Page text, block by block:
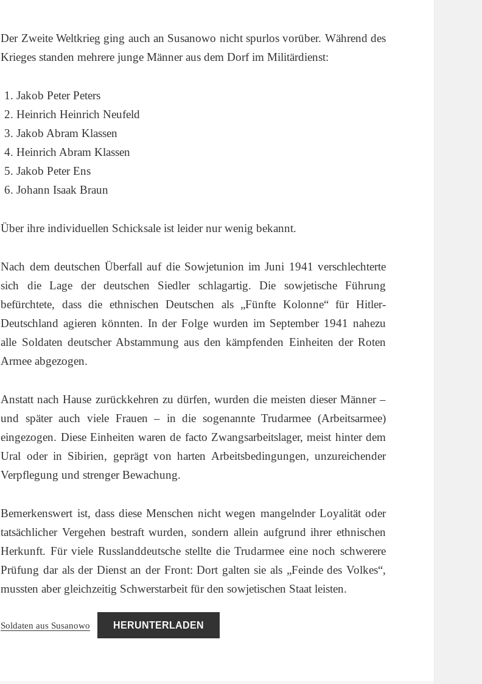
Der Zweite Weltkrieg ging auch an Susanowo nicht spurlos vorüber. Während des
Krieges standen mehrere junge Männer aus dem Dorf im Militärdienst:
Jakob Peter Peters
Heinrich Heinrich Neufeld
Jakob Abram Klassen
Heinrich Abram Klassen
Jakob Peter Ens
Johann Isaak Braun
Über ihre individuellen Schicksale ist leider nur wenig bekannt.
Nach dem deutschen Überfall auf die Sowjetunion im Juni 1941 verschlechterte
sich die Lage der deutschen Siedler schlagartig. Die sowjetische Führung
befürchtete, dass die ethnischen Deutschen als „Fünfte Kolonne“ für Hitler-
Deutschland agieren könnten. In der Folge wurden im September 1941 nahezu
alle Soldaten deutscher Abstammung aus den kämpfenden Einheiten der Roten
Armee abgezogen.
Anstatt nach Hause zurückkehren zu dürfen, wurden die meisten dieser Männer –
und später auch viele Frauen – in die sogenannte Trudarmee (Arbeitsarmee)
eingezogen. Diese Einheiten waren de facto Zwangsarbeitslager, meist hinter dem
Ural oder in Sibirien, geprägt von harten Arbeitsbedingungen, unzureichender
Verpflegung und strenger Bewachung.
Bemerkenswert ist, dass diese Menschen nicht wegen mangelnder Loyalität oder
tatsächlicher Vergehen bestraft wurden, sondern allein aufgrund ihrer ethnischen
Herkunft. Für viele Russlanddeutsche stellte die Trudarmee eine noch schwerere
Prüfung dar als der Dienst an der Front: Dort galten sie als „Feinde des Volkes“,
mussten aber gleichzeitig Schwerstarbeit für den sowjetischen Staat leisten.
Soldaten aus Susanowo HERUNTERLADEN